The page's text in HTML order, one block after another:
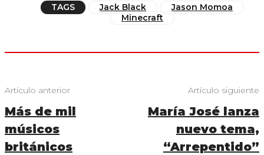
TAGS Jack Black
Jason Momoa
Minecraft
Artículo anterior
Más de mil
músicos
británicos
Artículo siguiente
María José lanza
nuevo tema,
“Arrepentido”